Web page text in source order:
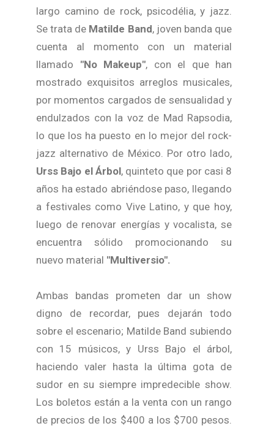
largo camino de rock, psicodélia, y jazz.
Se trata de Matilde Band, joven banda que
cuenta al momento con un material
llamado "No Makeup", con el que han
mostrado exquisitos arreglos musicales,
por momentos cargados de sensualidad y
endulzados con la voz de Mad Rapsodia,
lo que los ha puesto en lo mejor del rock-
jazz alternativo de México. Por otro lado,
Urss Bajo el Árbol, quinteto que por casi 8
años ha estado abriéndose paso, llegando
a festivales como Vive Latino, y que hoy,
luego de renovar energías y vocalista, se
encuentra sólido promocionando su
nuevo material "Multiversio".
Ambas bandas prometen dar un show
digno de recordar, pues dejarán todo
sobre el escenario; Matilde Band subiendo
con 15 músicos, y Urss Bajo el árbol,
haciendo valer hasta la última gota de
sudor en su siempre impredecible show.
Los boletos están a la venta con un rango
de precios de los $400 a los $700 pesos.